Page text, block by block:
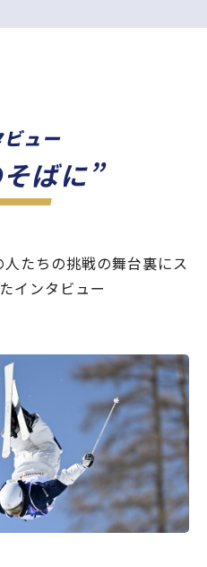
ュー
ばに”
たちの挑戦の舞台裏にス
インタビュー